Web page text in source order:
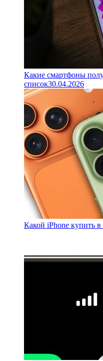
Какие смартфоны
список30.04.2026
Какой iPhone купить в